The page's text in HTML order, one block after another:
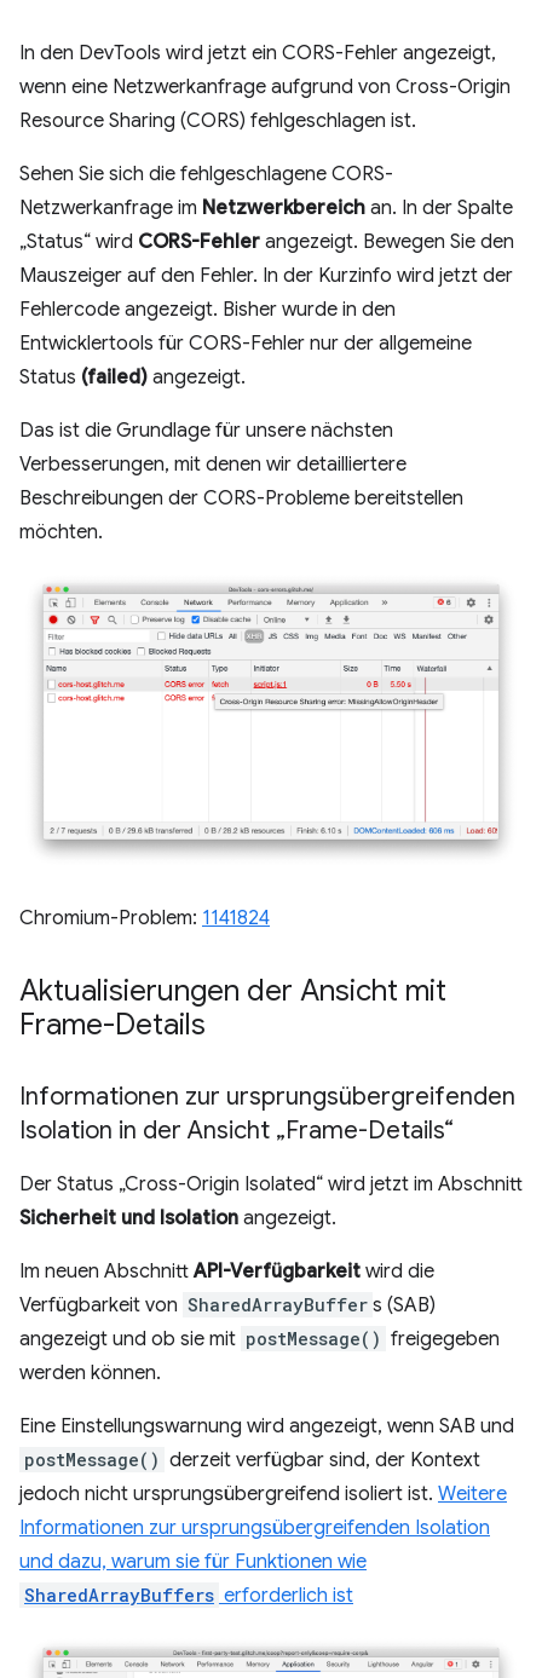
In den DevTools wird jetzt ein CORS-Fehler angezeigt,
wenn eine Netzwerkanfrage aufgrund von Cross-Origin
Resource Sharing (CORS) fehlgeschlagen ist.
Sehen Sie sich die fehlgeschlagene CORS-
Netzwerkanfrage im Netzwerkbereich an. In der Spalte
„Status“ wird CORS-Fehler angezeigt. Bewegen Sie den
Mauszeiger auf den Fehler. In der Kurzinfo wird jetzt der
Fehlercode angezeigt. Bisher wurde in den
Entwicklertools für CORS-Fehler nur der allgemeine
Status (failed) angezeigt.
Das ist die Grundlage für unsere nächsten
Verbesserungen, mit denen wir detailliertere
Beschreibungen der CORS-Probleme bereitstellen
möchten.
Chromium-Problem: 1141824
Aktualisierungen der Ansicht mit
Frame-Details
Informationen zur ursprungsübergreifenden
Isolation in der Ansicht „Frame-Details“
Der Status „Cross-Origin Isolated“ wird jetzt im Abschnitt
Sicherheit und Isolation angezeigt.
Im neuen AbschnittAPI-Verfügbarkeit wird die
Verfügbarkeit von SharedArrayBuffer s (SAB)
angezeigt und ob sie mit postMessage() freigegeben
werden können.
Eine Einstellungswarnung wird angezeigt, wenn SAB und
postMessage() derzeit verfügbar sind, der Kontext
jedoch nicht ursprungsübergreifend isoliert ist. Weitere
Informationen zur ursprungsübergreifenden Isolation
und dazu, warum sie für Funktionen wie
SharedArrayBuffers erforderlich ist